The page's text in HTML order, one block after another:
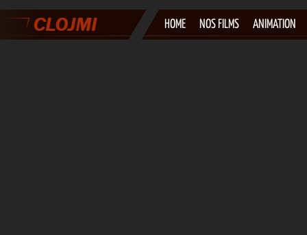
HOME NOS FILMS ANIMATION